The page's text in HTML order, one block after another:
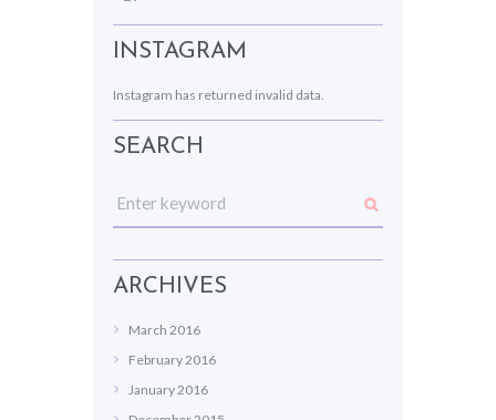
INSTAGRAM
Instagram has returned invalid data.
SEARCH
ARCHIVES
March2016
February2016
January2016